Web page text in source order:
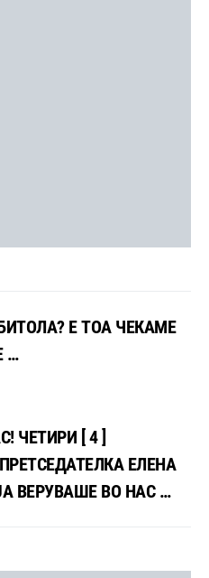
Е ТОА ЧЕКАМЕ
…
ЧЕТИРИ [ 4 ]
ЕЛЕНА
ВЕРУВАШЕ ВО НАС …